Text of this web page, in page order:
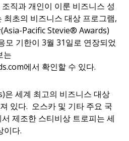
직과 개인이 이룬 비즈니스 성
최초의 비즈니스 대상 프로그램,
Pacific Stevie® Awards)
모 기한이 3월 31일로 연장되었
는
에서 확인할 수 있다.
은 세계 최고의 비즈니스 대상
있다. 오스카 및 기타 주요 국
제조한 스티비상 트로피는 세
이다.